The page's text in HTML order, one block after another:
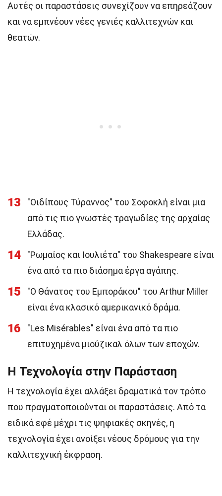
Αυτές οι παραστάσεις συνεχίζουν να επηρεάζουν
και να εμπνέουν νέες γενιές καλλιτεχνών και
θεατών.
13
"Οιδίπους Τύραννος" του Σοφοκλή είναι μια
από τις πιο γνωστές τραγωδίες της αρχαίας
Ελλάδας.
14
"Ρωμαίος και Ιουλιέτα" του Shakespeare είναι
ένα από τα πιο διάσημα έργα αγάπης.
15
"Ο Θάνατος του Εμποράκου" του Arthur Miller
είναι ένα κλασικό αμερικανικό δράμα.
16
"Les Misérables" είναι ένα από τα πιο
επιτυχημένα μιούζικαλ όλων των εποχών.
Η Τεχνολογία στην Παράσταση
Η τεχνολογία έχει αλλάξει δραματικά τον τρόπο
που πραγματοποιούνται οι παραστάσεις. Από τα
ειδικά εφέ μέχρι τις ψηφιακές σκηνές, η
τεχνολογία έχει ανοίξει νέους δρόμους για την
καλλιτεχνική έκφραση.